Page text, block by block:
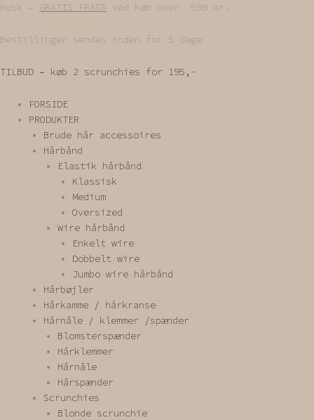
Gå
indholdet
Husk – GRATIS FRAGT ved køb over 599 kr.
Bestillinger sendes inden for 5 dage
TILBUD – køb 2 scrunchies for 195,-
FORSIDE
PRODUKTER
Brude hår accessoires
Hårbånd
Elastik hårbånd
Klassisk
Medium
Oversized
Wire hårbånd
Enkelt wire
Dobbelt wire
Jumbo wire hårbånd
Hårbøjler
Hårkamme / hårkranse
Hårnåle / klemmer /spænder
Blomsterspænder
Hårklemmer
Hårnåle
Hårspænder
Scrunchies
Blonde scrunchie